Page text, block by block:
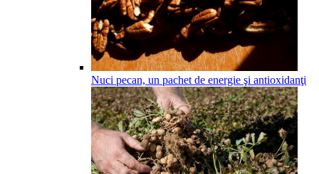
Nuci pecan, un pachet de energie şi antioxidanţi